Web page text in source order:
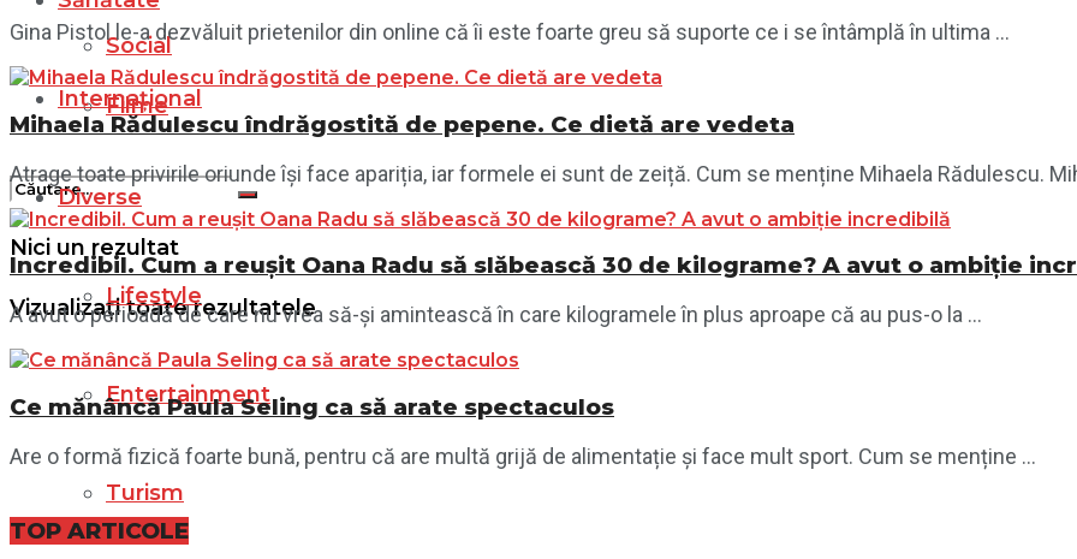
Social
Filme
Nici un rezultat
Vizualizați toate rezultatele
Internațional
Diverse
Lifestyle
Entertainment
Turism
Gina Pistol le-a dezvăluit prietenilor din online că îi este foarte greu să suporte ce i se întâmplă în ultima ...
Mihaela Rădulescu îndrăgostită de pepene. Ce dietă are vedeta
Atrage toate privirile oriunde își face apariția, iar formele ei sunt de zeiță. Cum se menține Mihaela Rădulescu.
Incredibil. Cum a reușit Oana Radu să slăbească 30 de kilograme? A avut o ambiție
A avut o perioadă de care nu vrea să-și amintească în care kilogramele în plus aproape că au pus-o la ...
Ce mănâncă Paula Seling ca să arate spectaculos
Are o formă fizică foarte bună, pentru că are multă grijă de alimentație și face mult sport. Cum se menține ...
TOP ARTICOLE